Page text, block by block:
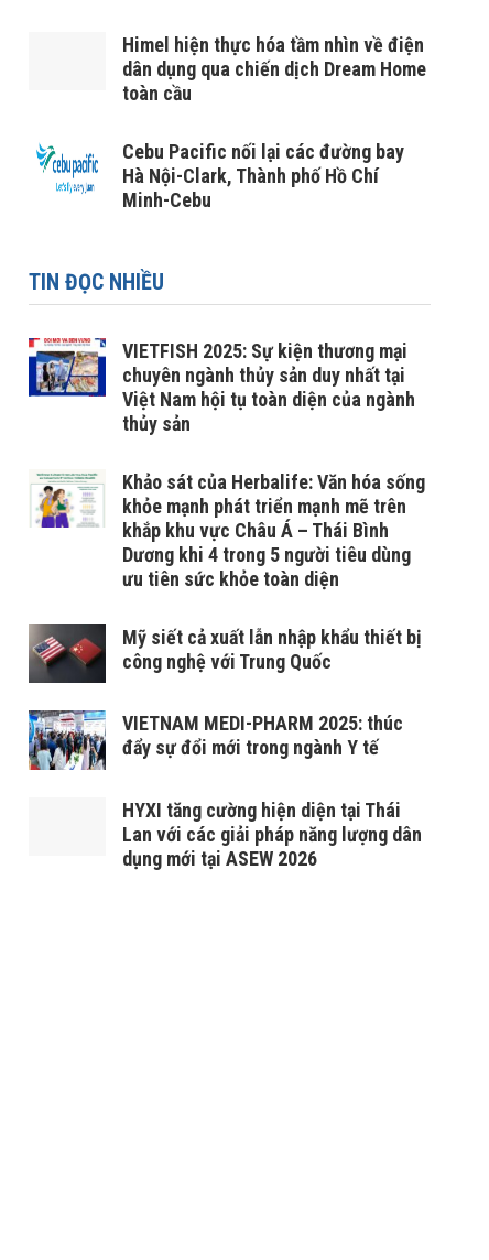
Himel hiện thực hóa tầm nhìn về điện
dân dụng qua chiến dịch Dream Home
toàn cầu
Cebu Pacific nối lại các đường bay
Hà Nội-Clark, Thành phố Hồ Chí
Minh-Cebu
TIN ĐỌC NHIỀU
VIETFISH 2025: Sự kiện thương mại
chuyên ngành thủy sản duy nhất tại
Việt Nam hội tụ toàn diện của ngành
thủy sản
Khảo sát của Herbalife: Văn hóa sống
khỏe mạnh phát triển mạnh mẽ trên
khắp khu vực Châu Á – Thái Bình
Dương khi 4 trong 5 người tiêu dùng
ưu tiên sức khỏe toàn diện
Mỹ siết cả xuất lẫn nhập khẩu thiết bị
công nghệ với Trung Quốc
VIETNAM MEDI-PHARM 2025: thúc
đẩy sự đổi mới trong ngành Y tế
HYXI tăng cường hiện diện tại Thái
Lan với các giải pháp năng lượng dân
dụng mới tại ASEW 2026